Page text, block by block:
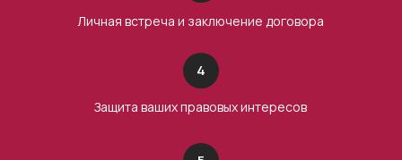
Личная встреча и заключение договора
4
Защита ваших правовых интересов